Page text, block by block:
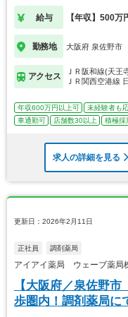
給与 【年収】500万
勤務地 大阪府 泉佐野市
アクセス
ＪＲ阪和線(天王
ＪＲ関西空港線
年収600万円以上可 未経験者も
車通勤可
店舗数30以上 積極採
求人の詳細を見る
更新日：2026年2月11日
正社員 調剤薬局
アイアイ薬局 ウェーブ薬局
【大阪府／泉佐野
歩圏内！調剤薬局に